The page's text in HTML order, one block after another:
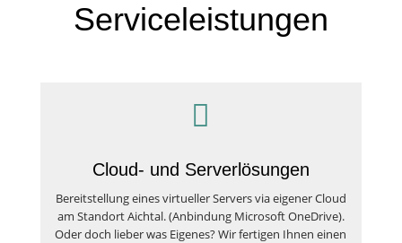
Serviceleistungen

Cloud- und Serverlösungen
Bereitstellung eines virtueller Servers via eigener Cloud
am Standort Aichtal. (Anbindung Microsoft OneDrive).
Oder doch lieber was Eigenes? Wir fertigen Ihnen einen